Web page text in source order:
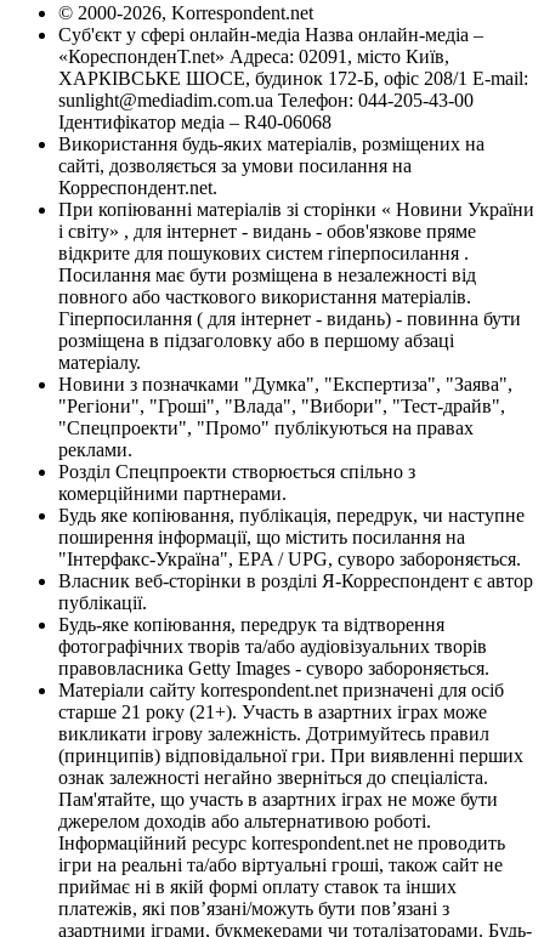
© 2000-2026, Korrespondent.net
Суб'єкт у сфері онлайн-медіа Назва онлайн-медіа –
«КореспонденТ.net» Адреса: 02091, місто Київ,
ХАРКІВСЬКЕ ШОСЕ, будинок 172-Б, офіс 208/1 E-mail:
sunlight@mediadim.com.ua Телефон: 044-205-43-00
Ідентифікатор медіа – R40-06068
Використання будь-яких матеріалів, розміщених на
сайті, дозволяється за умови посилання на
Корреспондент.net.
При копіюванні матеріалів зі сторінки « Новини України
і світу» , для інтернет - видань - обов'язкове пряме
відкрите для пошукових систем гіперпосилання .
Посилання має бути розміщена в незалежності від
повного або часткового використання матеріалів.
Гіперпосилання ( для інтернет - видань) - повинна бути
розміщена в підзаголовку або в першому абзаці
матеріалу.
Новини з позначками "Думка", "Експертиза", "Заява",
"Регіони", "Гроші", "Влада", "Вибори", "Тест-драйв",
"Спецпроекти", "Промо" публікуються на правах
реклами.
Розділ Спецпроекти створюється спільно з
комерційними партнерами.
Будь яке копіювання, публікація, передрук, чи наступне
поширення інформації, що містить посилання на
"Інтерфакс-Україна", EPA / UPG, суворо забороняється.
Власник веб-сторінки в розділі Я-Корреспондент є автор
публікації.
Будь-яке копіювання, передрук та відтворення
фотографічних творів та/або аудіовізуальних творів
правовласника Getty Images - суворо забороняється.
Матеріали сайту korrespondent.net призначені для осіб
старше 21 року (21+). Участь в азартних іграх може
викликати ігрову залежність. Дотримуйтесь правил
(принципів) відповідальної гри. При виявленні перших
ознак залежності негайно зверніться до спеціаліста.
Пам'ятайте, що участь в азартних іграх не може бути
джерелом доходів або альтернативою роботі.
Інформаційний ресурс korrespondent.net не проводить
ігри на реальні та/або віртуальні гроші, також сайт не
приймає ні в якій формі оплату ставок та інших
платежів, які пов’язані/можуть бути пов’язані з
азартними іграми, букмекерами чи тоталізаторами. Будь-